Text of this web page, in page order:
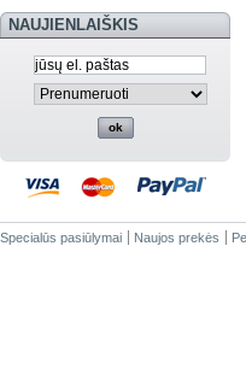
NAUJIENLAIŠKIS
RASTER...
Specialūs pasiūlymai Naujos prekės